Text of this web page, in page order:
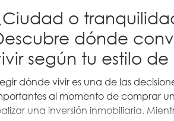
o
dónde
según tu estilo
dónde vivir es una de las
al momento de comprar
una inversión inmobiliaria.